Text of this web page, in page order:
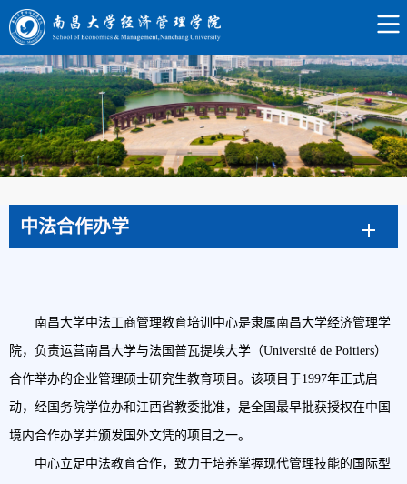
中法合作办学
南昌大学中法工商管理教育培训中心是隶属南昌大学经济管理学
院， 负责运营南昌大学与法国普瓦提埃大学（Université de Poitiers）
合作举办的企业管理硕士研究生教育项目。该项目于1997年正式启
动，经国务院学位办和江西省教委批准，是全国 最早批获授权在中国
境内合作办学并颁发国外文凭的项目之一。
中心立足中法教育合作，致力于培养掌握现代管理技能的国际型